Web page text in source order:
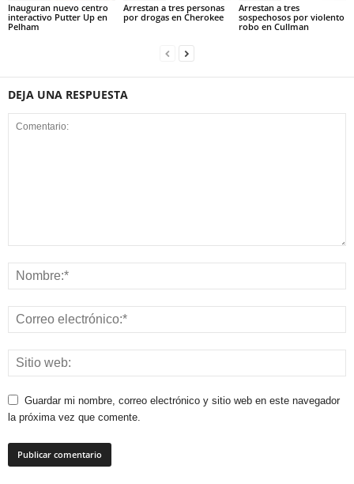
Inauguran nuevo centro
interactivo Putter Up en
Pelham
Arrestan a tres personas
por drogas en Cherokee
Arrestan a tres
sospechosos por violento
robo en Cullman
DEJA UNA RESPUESTA
Guardar mi nombre, correo electrónico y sitio web en este navegador
la próxima vez que comente.